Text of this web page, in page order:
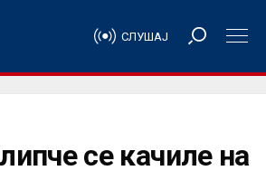
СЛУШАЈ
се качиле на